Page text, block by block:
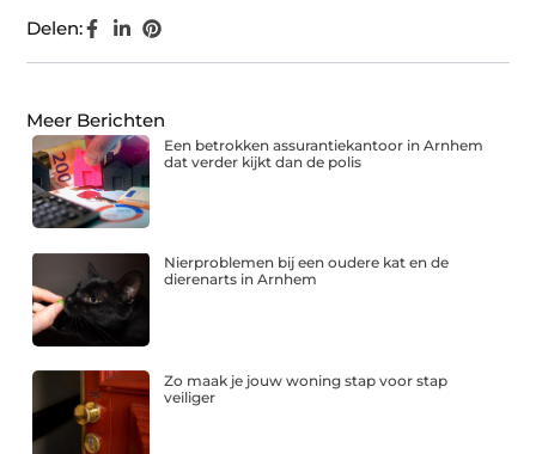
Delen:
Meer Berichten
Een betrokken assurantiekantoor in Arnhem
dat verder kijkt dan de polis
Nierproblemen bij een oudere kat en de
dierenarts in Arnhem
Zo maak je jouw woning stap voor stap
veiliger